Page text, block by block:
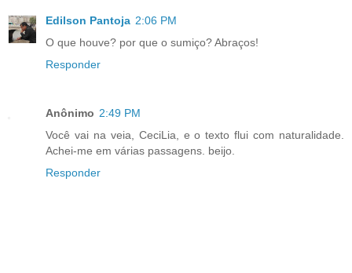
Edilson Pantoja 2:06 PM
O que houve? por que o sumiço? Abraços!
Responder
Anônimo 2:49 PM
Você vai na veia, CeciLia, e o texto flui com naturalidade.
Achei-me em várias passagens. beijo.
Responder